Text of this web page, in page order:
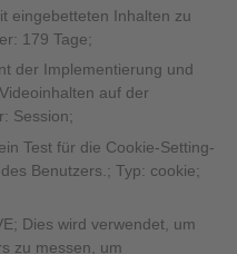
eingebetteten Inhalten zu
179 Tage;
der Implementierung und
auf der
Session;
Test für die Cookie-Setting-
Benutzers.; Typ: cookie;
Dies wird verwendet, um
zu messen, um